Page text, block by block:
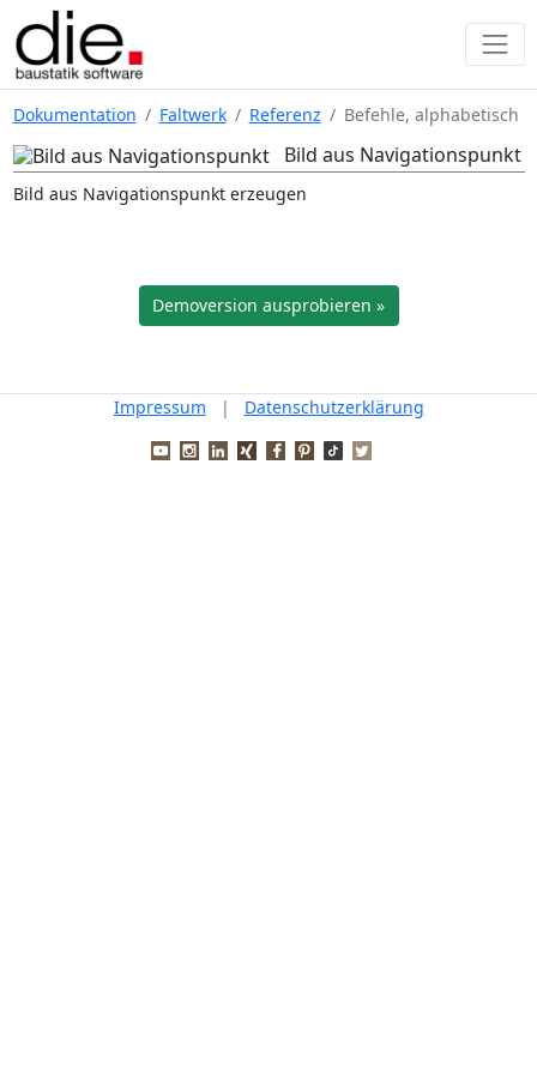
Dokumentation Faltwerk Referenz Befehle, alphabetisch
Bild aus Navigationspunkt
Bild aus Navigationspunkt erzeugen
Demoversion ausprobieren »
Impressum | Datenschutzerklärung